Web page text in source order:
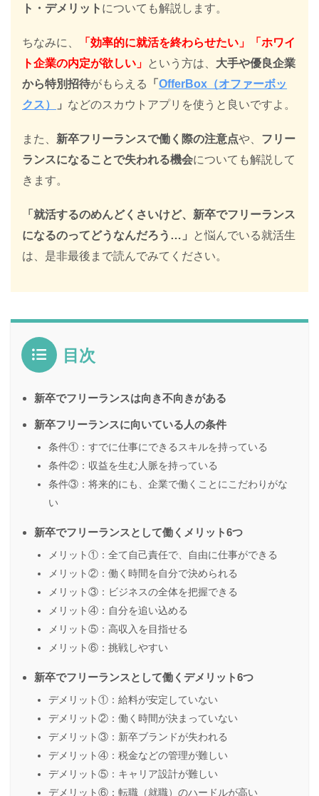
ト・デメリット についても解説します。
ちなみに、
「効率的に就活を終わらせたい」「ホワイ
ト企業の内定が欲しい」 という方は、 大手や優良企業
から特別招待がもらえる 「 OfferBox（オファーボッ
クス）
」 などのスカウトアプリを使うと良いですよ。
また、 新卒フリーランスで働く際の注意点や、 フリー
ランスになることで失われる機会についても解説して
きます。
「就活するのめんどくさいけど、新卒でフリーランス
になるのってどうなんだろう…」
と悩んでいる就活生
は、是非最後まで読んでみてください。
目次
新卒でフリーランスは向き不向きがある
新卒フリーランスに向いている人の条件
条件①：すでに仕事にできるスキルを持っている
条件②：収益を生む人脈を持っている
条件③：将来的にも、企業で働くことにこだわりがな
い
新卒でフリーランスとして働くメリット6つ
メリット①：全て自己責任で、自由に仕事ができる
メリット②：働く時間を自分で決められる
メリット③：ビジネスの全体を把握できる
メリット④：自分を追い込める
メリット⑤：高収入を目指せる
メリット⑥：挑戦しやすい
新卒でフリーランスとして働くデメリット6つ
デメリット①：給料が安定していない
デメリット②：働く時間が決まっていない
デメリット③：新卒ブランドが失われる
デメリット④：税金などの管理が難しい
デメリット⑤：キャリア設計が難しい
デメリット⑥：転職（就職）のハードルが高い